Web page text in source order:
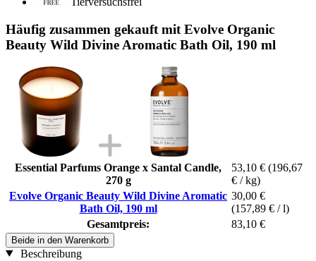
Häufig zusammen gekauft mit Evolve Organic
Beauty Wild Divine Aromatic Bath Oil, 190 ml
Essential Parfums Orange x Santal Candle,
270 g
53,10 € (196,67
€ / kg)
Evolve Organic Beauty Wild Divine Aromatic
Bath Oil, 190 ml
30,00 €
(157,89 € / l)
Gesamtpreis:
83,10 €
Beide in den Warenkorb
Beschreibung